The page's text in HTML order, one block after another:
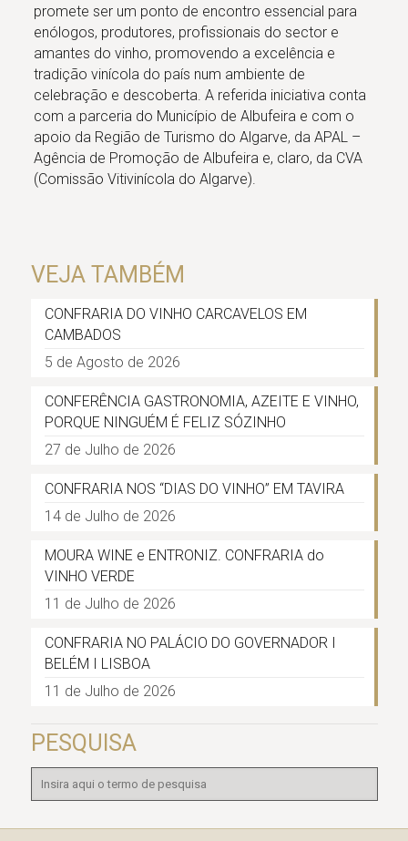
promete ser um ponto de encontro essencial para
enólogos, produtores, profissionais do sector e
amantes do vinho, promovendo a excelência e
tradição vinícola do país num ambiente de
celebração e descoberta. A referida iniciativa conta
com a parceria do Município de Albufeira e com o
apoio da Região de Turismo do Algarve, da APAL –
Agência de Promoção de Albufeira e, claro, da CVA
(Comissão Vitivinícola do Algarve).
VEJA TAMBÉM
CONFRARIA DO VINHO CARCAVELOS EM
CAMBADOS
5 de Agosto de 2026
CONFERÊNCIA GASTRONOMIA, AZEITE E VINHO,
PORQUE NINGUÉM É FELIZ SÓZINHO
27 de Julho de 2026
CONFRARIA NOS “DIAS DO VINHO” EM TAVIRA
14 de Julho de 2026
MOURA WINE e ENTRONIZ. CONFRARIA do
VINHO VERDE
11 de Julho de 2026
CONFRARIA NO PALÁCIO DO GOVERNADOR I
BELÉM I LISBOA
11 de Julho de 2026
PESQUISA